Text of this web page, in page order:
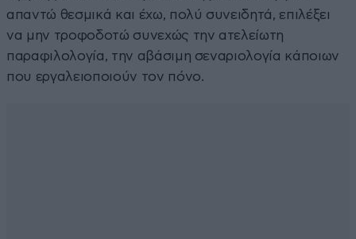
απαντώ θεσμικά και έχω, πολύ συνειδητά, επιλέξει
να μην τροφοδοτώ συνεχώς την ατελείωτη
παραφιλολογία, την αβάσιμη σεναριολογία κάποιων
που εργαλειοποιούν τον πόνο.